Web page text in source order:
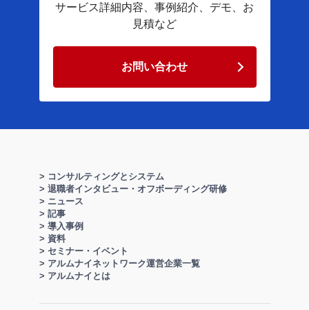
サービス詳細内容、​事例紹介、​デモ、​お
見積など​
お問い合わせ
> コンサルティングとシステム
> 退職者インタビュー・オフボーディング研修
> ニュース
> 記事
> 導入事例
> 資料
> セミナー・イベント
> アルムナイネットワーク運営企業一覧
> アルムナイとは